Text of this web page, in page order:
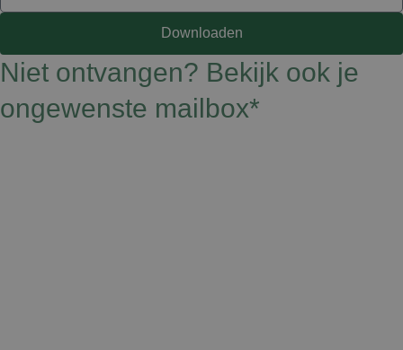
Downloaden
Niet ontvangen? Bekijk ook je
ongewenste mailbox*